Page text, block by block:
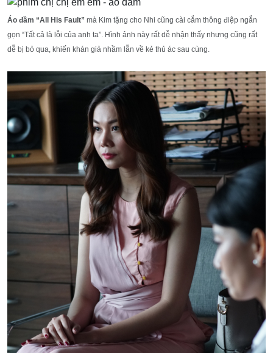
Áo đầm “All His Fault” mà Kim tặng cho Nhi cũng cài cắm thông điệp ngắn
gọn “Tất cả là lỗi của anh ta”. Hình ảnh này rất dễ nhận thấy nhưng cũng rất
dễ bị bỏ qua, khiến khán giả nhầm lẫn về kẻ thủ ác sau cùng.